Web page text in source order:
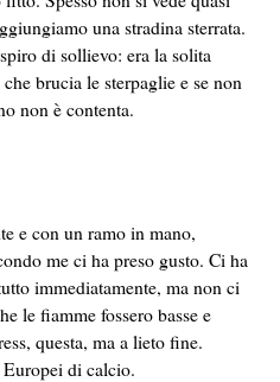
una stradina sterrata.
di sollievo: era la solita
brucia le sterpaglie e se non
non è contenta.
e con un ramo in mano,
me ci ha preso gusto. Ci ha
immediatamente, ma non ci
le fiamme fossero basse e
questa, ma a lieto fine.
di calcio.